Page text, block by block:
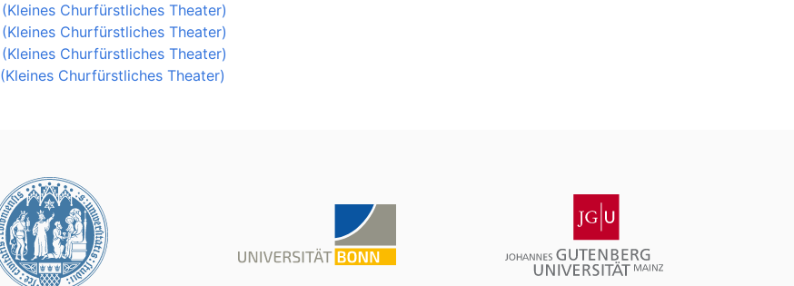
(Kleines Churfürstliches Theater)
(Kleines Churfürstliches Theater)
(Kleines Churfürstliches Theater)
(Kleines Churfürstliches Theater)